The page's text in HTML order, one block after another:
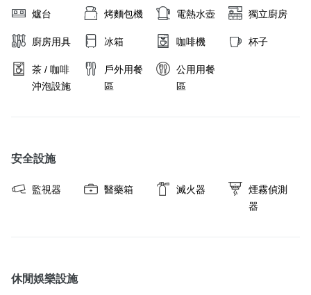
爐台 烤麵包機 電熱水壺 獨立廚房
廚房用具 冰箱 咖啡機 杯子
茶 / 咖啡
沖泡設施
戶外用餐
區
公用用餐
區
安全設施
監視器 醫藥箱 滅火器
煙霧偵測
器
休閒娛樂設施